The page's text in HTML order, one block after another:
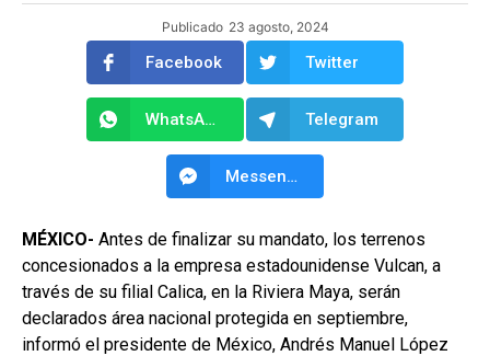
Publicado 23 agosto, 2024
Facebook Twitter
WhatsApp Telegram
Messenger
MÉXICO- Antes de finalizar su mandato, los terrenos
concesionados a la empresa estadounidense Vulcan, a
través de su filial Calica, en la Riviera Maya, serán
declarados área nacional protegida en septiembre,
informó el presidente de México, Andrés Manuel López